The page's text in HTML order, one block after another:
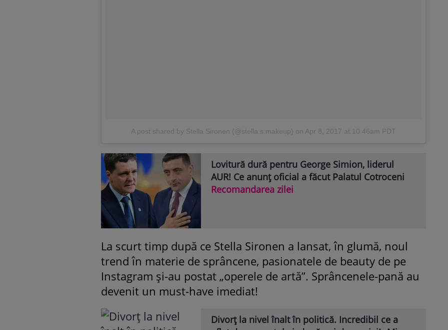
A post shared by Stella Sironen (@stella.s.makeup) on Apr 8, 2017 at 10:46am PDT
Lovitură dură pentru George Simion, liderul
AUR! Ce anunț oficial a făcut Palatul Cotroceni
Recomandarea zilei
La scurt timp după ce Stella Sironen a lansat, în glumă, noul
trend în materie de sprâncene, pasionatele de beauty de pe
Instagram și-au postat „operele de artă”. Sprâncenele-pană au
devenit un must-have imediat!
Divorț la nivel înalt în politică. Incredibil ce a